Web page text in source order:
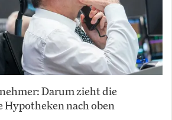
Darum zieht die
nach oben